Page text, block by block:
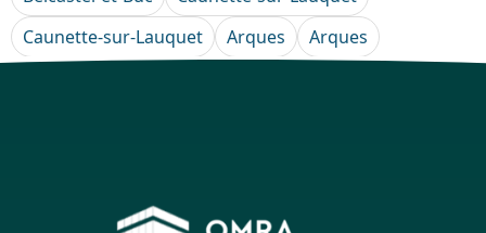
Caunette-sur-Lauquet
Arques Arques